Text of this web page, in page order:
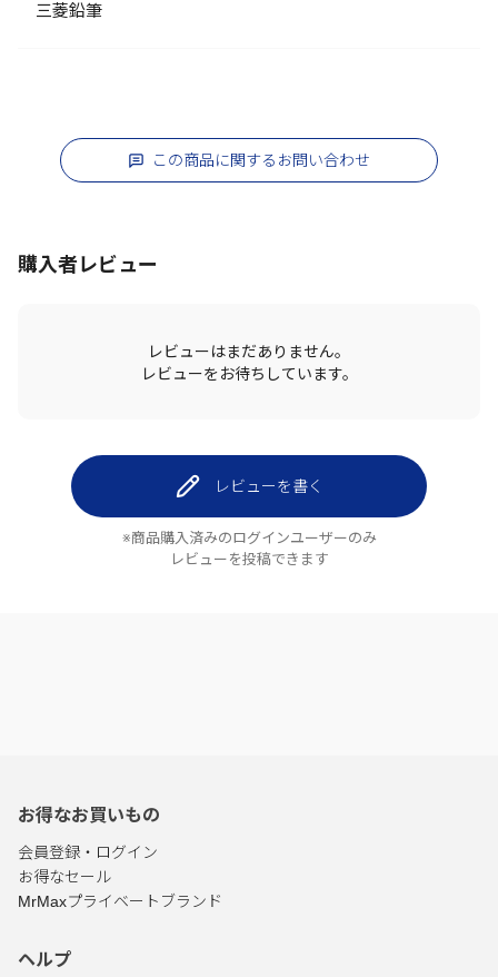
三菱鉛筆
この商品に関するお問い合わせ
購入者レビュー
レビューはまだありません。
レビューをお待ちしています。
レビューを書く
※商品購入済みのログインユーザーのみ
レビューを投稿できます
お得なお買いもの
会員登録・ログイン
お得なセール
MrMaxプライベートブランド
ヘルプ